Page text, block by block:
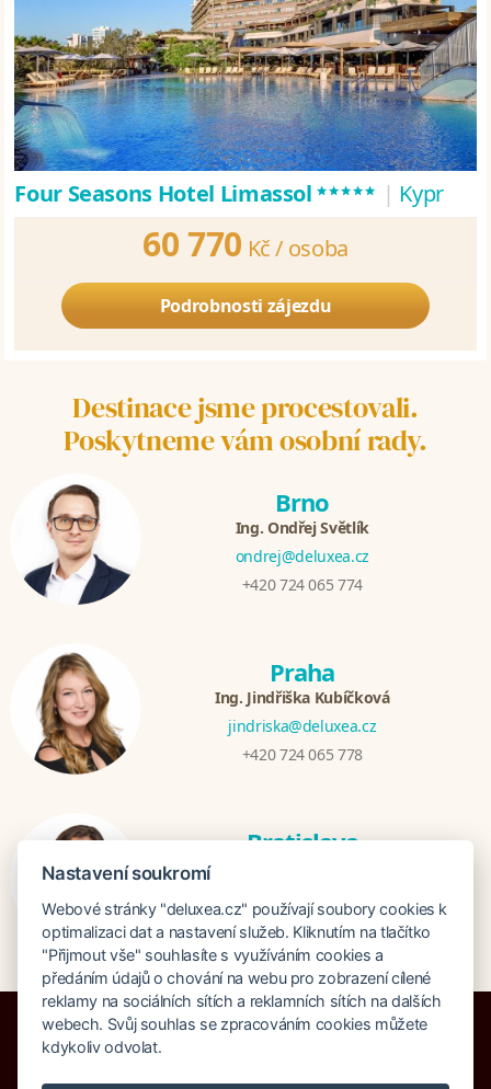
Four Seasons Hotel Limassol***** | Kypr
60 770 Kč / osoba
Podrobnosti zájezdu
Destinace jsme procestovali.
Poskytneme vám osobní rady.
Brno
Ing. Ondřej Světlík
ondrej@deluxea.cz
+420 724 065 774
Praha
Ing. Jindřiška Kubíčková
jindriska@deluxea.cz
+420 724 065 778
Bratislava
+421 948 759 074
Nastavení soukromí
Webové stránky "deluxea.cz" používají soubory cookies k
optimalizaci dat a nastavení služeb. Kliknutím na tlačítko
"Přijmout vše" souhlasíte s využíváním cookies a
předáním údajů o chování na webu pro zobrazení cílené
reklamy na sociálních sítích a reklamních sítích na dalších
webech. Svůj souhlas se zpracováním cookies můžete
kdykoliv odvolat.